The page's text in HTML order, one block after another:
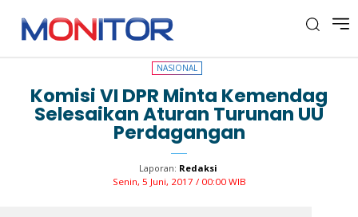
NASIONAL
NASIONAL
Komisi VI DPR Minta Kemendag
Selesaikan Aturan Turunan UU
Perdagangan
Laporan: Redaksi
Senin, 5 Juni, 2017 / 00:00 WIB